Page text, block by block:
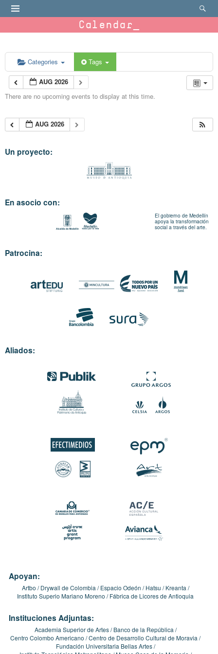
Calendar
Categories Tags
AUG 2026
There are no upcoming events to display at this time.
AUG 2026
Un proyecto:
En asocio con:
El gobierno de Medellín
apoya la transformación
social a través del arte.
Patrocina:
Aliados:
Apoyan:
Artbo Drywall de Colombia Espacio Odeón Hatsu
Kreanta
Instituto Superio Mariano Moreno
Fábrica de Licores de Antioquia
Instituciones Adjuntas:
Academia Superior de Artes
Banco de la República
Centro Colombo Americano Centro de Desarrollo Cultural de Moravia
Fundación Universitaria Bellas Artes